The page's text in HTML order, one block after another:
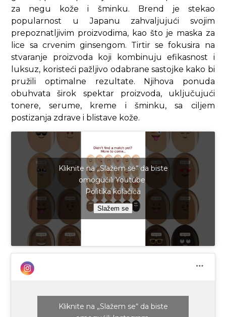
za negu kože i šminku. Brend je stekao
popularnost u Japanu zahvaljujući svojim
prepoznatljivim proizvodima, kao što je maska za
lice sa crvenim ginsengom. Tirtir se fokusira na
stvaranje proizvoda koji kombinuju efikasnost i
luksuz, koristeći pažljivo odabrane sastojke kako bi
pružili optimalne rezultate. Njihova ponuda
obuhvata širok spektar proizvoda, uključujući
tonere, serume, kreme i šminku, sa ciljem
postizanja zdrave i blistave kože.
Kliknite na „Slažem se“ da biste
omogućili Youtube
Politika kolačića
Slažem se
Kliknite na „Slažem se“ da biste